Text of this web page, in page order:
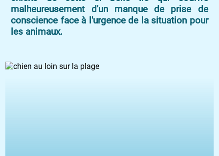
malheureusement d'un manque de prise de
conscience face à l'urgence de la situation pour
les animaux.